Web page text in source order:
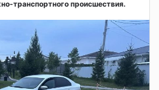
транспортного происшествия.